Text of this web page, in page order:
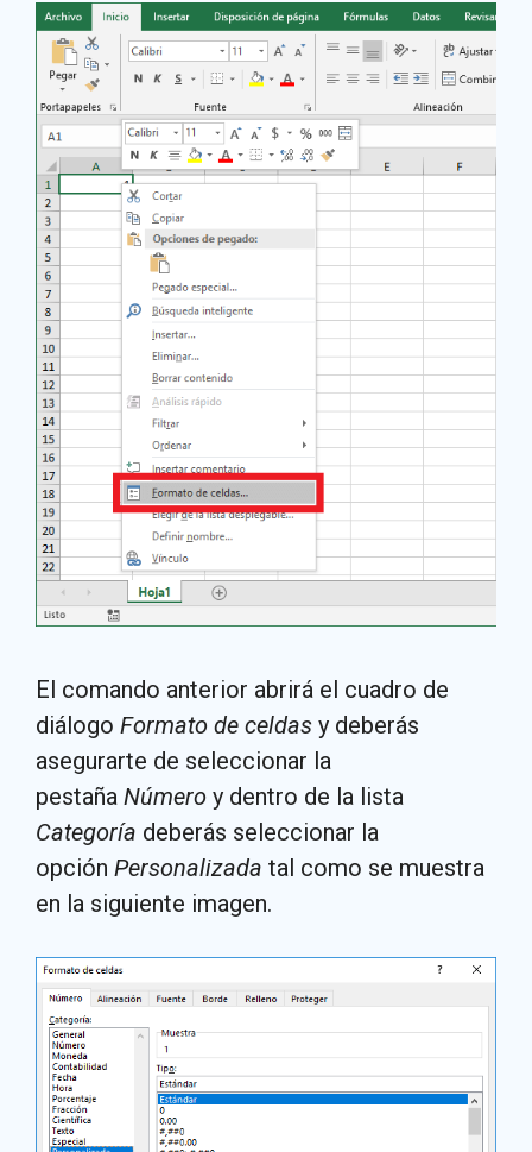
El comando anterior abrirá el cuadro de
diálogo Formato de celdas y deberás
asegurarte de seleccionar la
pestaña Número y dentro de la lista
Categoría deberás seleccionar la
opción Personalizada tal como se muestra
en la siguiente imagen.